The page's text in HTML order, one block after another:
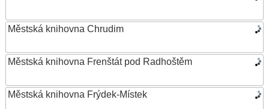
Městská knihovna Chrudim
Městská knihovna Frenštát pod Radhoštěm
Městská knihovna Frýdek-Místek